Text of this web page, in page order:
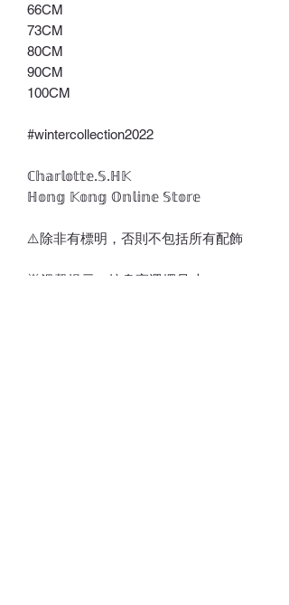
66CM
73CM
80CM
90CM
100CM
#wintercollection2022
ℂ𝕙𝕒𝕣𝕝𝕠𝕥𝕥𝕖.𝕊.ℍ𝕂
ℍ𝕠𝕟𝕘 𝕂𝕠𝕟𝕘 𝕆𝕟𝕝𝕚𝕟𝕖 𝕊𝕥𝕠𝕣𝕖
⚠️除非有標明，否則不包括所有配飾
🌟溫馨提示：按身高選擇尺寸